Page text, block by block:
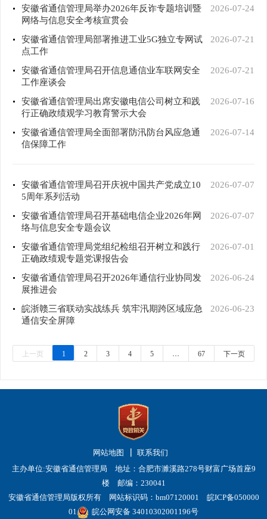
2026-07-24
安徽省通信管理局举办2026年反诈专题培训暨
网络与信息安全考核宣贯会
2026-07-21
安徽省通信管理局部署推进工业5G独立专网试
点工作
2026-07-21
安徽省通信管理局召开信息通信业车联网安全
工作座谈会
2026-07-16
安徽省通信管理局出席安徽电信公司树立和践
行正确政绩观学习教育警示大会
2026-07-14
安徽省通信管理局全面部署防汛防台风应急通
信保障工作
2026-07-07
安徽省通信管理局召开庆祝中国共产党成立10
5周年系列活动
2026-07-07
安徽省通信管理局召开基础电信企业2026年网
络与信息安全专题会议
2026-07-01
安徽省通信管理局党组纪检组召开树立和践行
正确政绩观专题党课报告会
2026-06-24
安徽省通信管理局召开2026年通信行业协同发
展推进会
2026-06-23
皖浙赣三省联动实战练兵 筑牢汛期跨区域应急
通信安全屏障
上一页 1 2 3 4 5 … 67 下一页
网站地图
联系我们
主办单位:安徽省通信管理局 地址：合肥市濉溪路278号财富广场首座9
楼 邮编：230041
安徽省通信管理局版权所有 网站标识码：bm07120001 皖ICP备050000
01
皖公网安备 34010302001196号